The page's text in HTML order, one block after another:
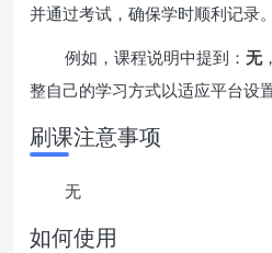
并通过考试，确保学时顺利记录。
例如，课程说明中提到： 无
整自己的学习方式以适应平台设置
刷课注意事项
无
如何使用